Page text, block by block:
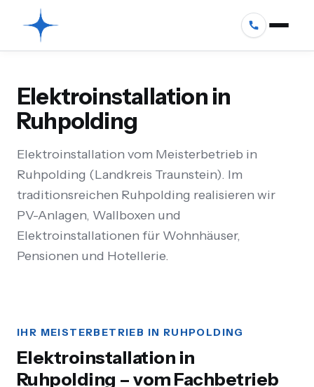
Elektroinstallation in
Ruhpolding
Elektroinstallation vom Meisterbetrieb in
Ruhpolding (Landkreis Traunstein). Im
traditionsreichen Ruhpolding realisieren wir
PV-Anlagen, Wallboxen und
Elektroinstallationen für Wohnhäuser,
Pensionen und Hotellerie.
IHR MEISTERBETRIEB IN RUHPOLDING
Elektroinstallation in
Ruhpolding – vom Fachbetrieb